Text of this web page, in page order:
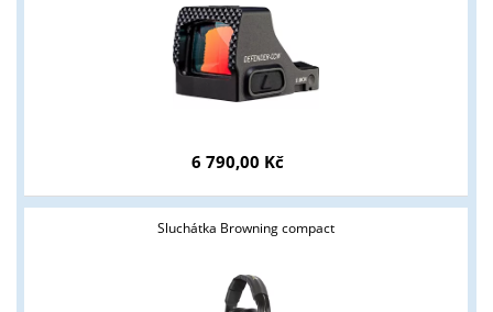
6 790,00 Kč
Sluchátka Browning compact